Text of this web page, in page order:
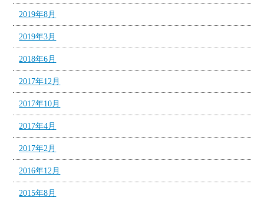
2019年8月
2019年3月
2018年6月
2017年12月
2017年10月
2017年4月
2017年2月
2016年12月
2015年8月